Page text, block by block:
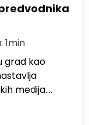
1min
grad kao
medija.…